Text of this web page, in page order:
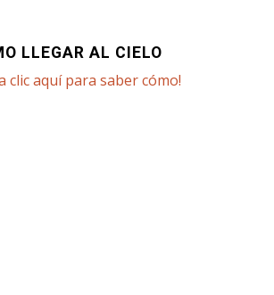
LLEGAR AL CIELO
clic aquí para saber cómo!